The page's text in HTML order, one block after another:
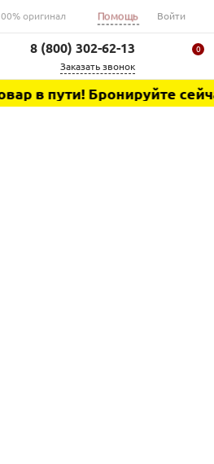
оригинал Помощь Войти
8 (800) 302-62-13
Заказать звонок
0
пути! Бронируйте